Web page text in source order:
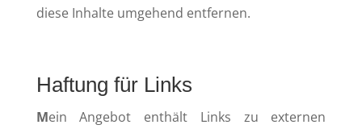
diese Inhalte umgehend entfernen.
Haftung für Links
Mein Angebot enthält Links zu externen